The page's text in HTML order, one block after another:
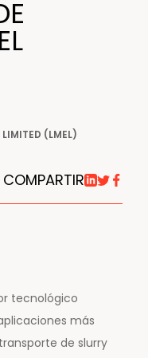
LIMITED (LMEL)
COMPARTIR
tecnológico
más
de slurry